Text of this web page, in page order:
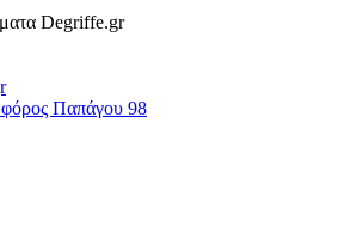
Degriffe.gr
Παπάγου 98